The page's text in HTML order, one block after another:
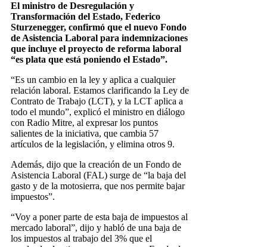
El ministro de Desregulación y
Transformación del Estado, Federico
Sturzenegger, confirmó que el nuevo Fondo
de Asistencia Laboral para indemnizaciones
que incluye el proyecto de reforma laboral
“es plata que está poniendo el Estado”.
“Es un cambio en la ley y aplica a cualquier
relación laboral. Estamos clarificando la Ley de
Contrato de Trabajo (LCT), y la LCT aplica a
todo el mundo”, explicó el ministro en diálogo
con Radio Mitre, al expresar los puntos
salientes de la iniciativa, que cambia 57
artículos de la legislación, y elimina otros 9.
Además, dijo que la creación de un Fondo de
Asistencia Laboral (FAL) surge de “la baja del
gasto y de la motosierra, que nos permite bajar
impuestos”.
“Voy a poner parte de esta baja de impuestos al
mercado laboral”, dijo y habló de una baja de
los impuestos al trabajo del 3% que el